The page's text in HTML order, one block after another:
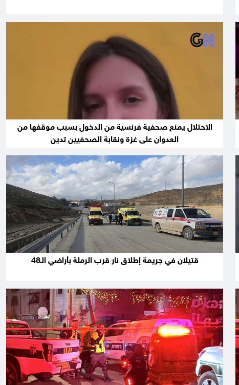
الاحتلال يمنع صحفية فرنسية من الدخول بسبب موقفها من
العدوان على غزة ونقابة الصحفيين تدين
قتيلان في جريمة إطلاق نار قرب الرملة بأراضي الـ48